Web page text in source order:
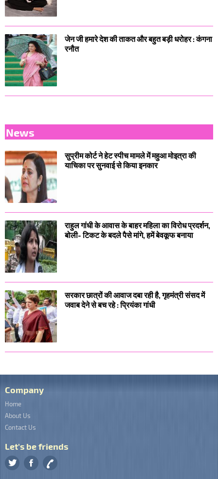
जेन जी हमारे देश की ताकत और बहुत बड़ी धरोहर : कंगना
रनौत
News
सुप्रीम कोर्ट ने हेट स्पीच मामले में महुआ मोइत्रा की
याचिका पर सुनवाई से किया इनकार
राहुल गांधी के आवास के बाहर महिला का विरोध प्रदर्शन,
बोली- टिकट के बदले पैसे मांगे, हमें बेवकूफ बनाया
सरकार छात्रों की आवाज दबा रही है, गृहमंत्री संसद में
जवाब देने से बच रहे : प्रियंका गांधी
Company
Home
About Us
Contact Us
Let's be friends